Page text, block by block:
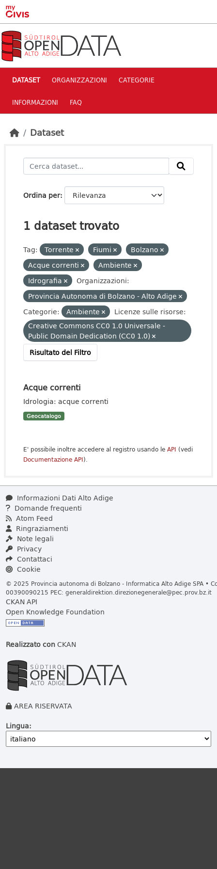
Skip to main content
DATASET ORGANIZZAZIONI CATEGORIE
INFORMAZIONI FAQ
Dataset
Ordina per
1 dataset trovato
Tag: Torrente Fiumi
Bolzano
Acque correnti
Ambiente
Idrografia
Organizzazioni:
Provincia Autonoma di Bolzano - Alto Adige
Categorie:
Ambiente
Licenze sulle risorse:
Creative Commons CC0 1.0 Universale -
Public Domain Dedication (CC0 1.0)
Risultato del Filtro
Acque correnti
Idrologia: acque correnti
Geocatalogo
E' possibile inoltre accedere al registro usando le API (vedi
Documentazione API).
Informazioni Dati Alto Adige
Domande frequenti
Atom Feed
Ringraziamenti
Note legali
Privacy
Contattaci
Cookie
© 2025 Provincia autonoma di Bolzano - Informatica Alto Adige SPA •
00390090215 PEC: generaldirektion.direzionegenerale@pec.prov.bz.it
CKAN API
Open Knowledge Foundation
Realizzato conCKAN
AREA RISERVATA
Lingua